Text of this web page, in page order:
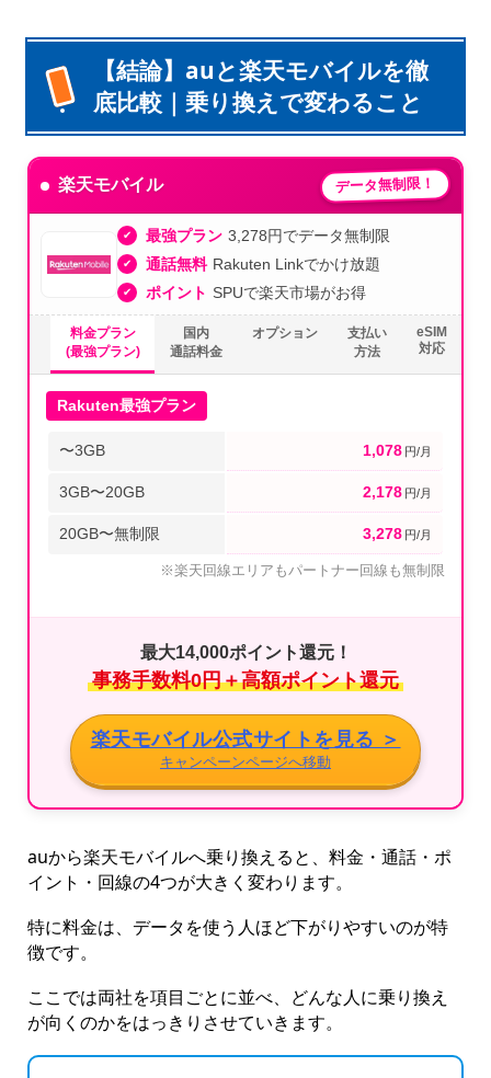
【結論】auと楽天モバイルを徹
底比較｜乗り換えで変わること
楽天モバイル データ無制限！
最強プラン 3,278円でデータ無制限
通話無料 Rakuten Linkでかけ放題
ポイント SPUで楽天市場がお得
料金プラン
(最強プラン)
国内
通話料金
オプション
支払い
方法
eSIM
対応
Rakuten最強プラン
〜3GB 1,078 円/月
3GB〜20GB 2,178 円/月
20GB〜無制限 3,278 円/月
※楽天回線エリアもパートナー回線も無制限
最大14,000ポイント還元！
事務手数料0円＋高額ポイント還元
楽天モバイル公式サイトを見る ＞
キャンペーンページへ移動
auから楽天モバイルへ乗り換えると、料金・通話・ポ
イント・回線の4つが大きく変わります。
特に料金は、データを使う人ほど下がりやすいのが特
徴です。
ここでは両社を項目ごとに並べ、どんな人に乗り換え
が向くのかをはっきりさせていきます。